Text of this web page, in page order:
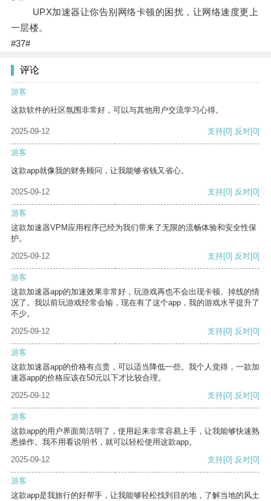
UPX加速器让你告别网络卡顿的困扰，让网络速度更上
一层楼。
#37#
评论
游客
这款软件的社区氛围非常好，可以与其他用户交流学习心得。
2025-09-12 支持[0] 反对[0]
游客
这款app就像我的财务顾问，让我能够省钱又省心。
2025-09-12 支持[0] 反对[0]
游客
这款加速器VPM应用程序已经为我们带来了无限的流畅体验和安全性保
护。
2025-09-12
支持[0] 反对[0]
游客
这款加速器app的加速效果非常好，玩游戏再也不会出现卡顿、掉线的情
况了。我以前玩游戏经常会输，现在有了这个app，我的游戏水平提升了
不少。
2025-09-12
支持[0] 反对[0]
游客
这款加速器app的价格有点贵，可以适当降低一些。我个人觉得，一款加
速器app的价格应该在50元以下才比较合理。
2025-09-12
支持[0] 反对[0]
游客
这款app的用户界面简洁明了，使用起来非常容易上手，让我能够快速熟
悉操作。我不用看说明书，就可以轻松使用这款app。
2025-09-12
支持[0] 反对[0]
游客
这款app是我旅行的好帮手，让我能够轻松找到目的地，了解当地的风土